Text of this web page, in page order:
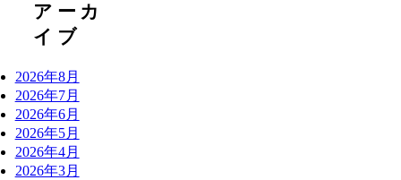
アーカ
イブ
2026年8月
2026年7月
2026年6月
2026年5月
2026年4月
2026年3月